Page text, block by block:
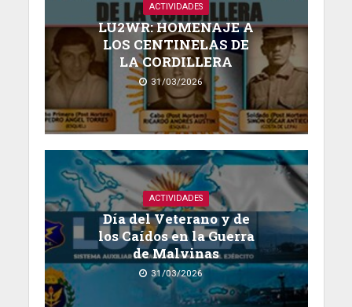
ACTIVIDADES
LU2WR: HOMENAJE A
LOS CENTINELAS DE
LA CORDILLERA
31/03/2026
ACTIVIDADES
Día del Veterano y de
los Caídos en la Guerra
de Malvinas
31/03/2026